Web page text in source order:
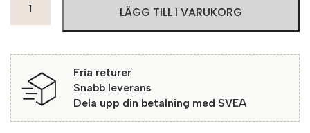
Striped
White
mängd
LÄGG TILL I VARUKORG
Fria returer
Snabb leverans
Dela upp din betalning med SVEA